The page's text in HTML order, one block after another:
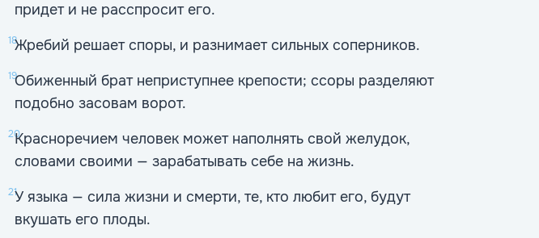
придет и не расспросит его.
18Жребий решает споры, и разнимает сильных соперников.
19Обиженный брат неприступнее крепости; ссоры разделяют
подобно засовам ворот.
20Красноречием человек может наполнять свой желудок,
словами своими — зарабатывать себе на жизнь.
21У языка — сила жизни и смерти, те, кто любит его, будут
вкушать его плоды.